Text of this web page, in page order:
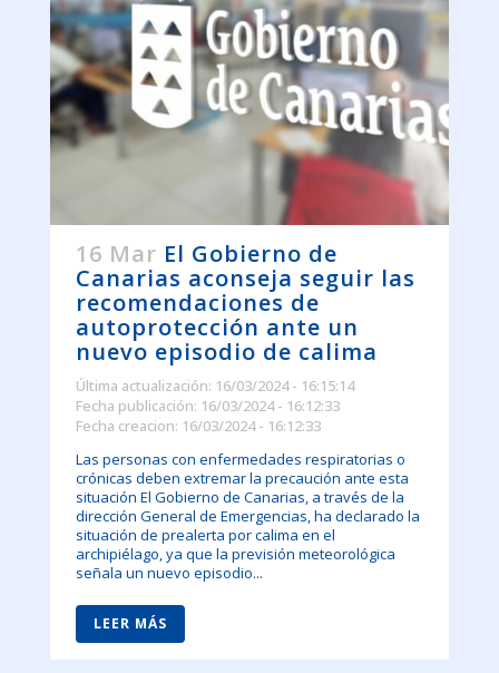
16 Mar El Gobierno de
Canarias aconseja seguir las
recomendaciones de
autoprotección ante un
nuevo episodio de calima
Última actualización: 16/03/2024 - 16:15:14
Fecha publicación: 16/03/2024 - 16:12:33
Fecha creacion: 16/03/2024 - 16:12:33
Las personas con enfermedades respiratorias o
crónicas deben extremar la precaución ante esta
situación El Gobierno de Canarias, a través de la
dirección General de Emergencias, ha declarado la
situación de prealerta por calima en el
archipiélago, ya que la previsión meteorológica
señala un nuevo episodio...
LEER MÁS